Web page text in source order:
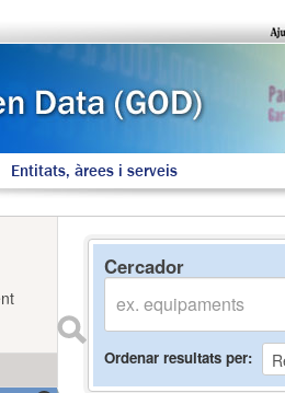
Entitats, àrees i serveis
Cercador
Ordenar resultats per